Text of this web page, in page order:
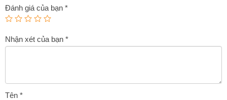
Đánh giá của bạn *
Nhận xét của bạn *
Tên *